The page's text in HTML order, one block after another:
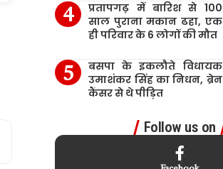
प्रतापगढ़ में बारिश से 100
साल पुराना मकान ढहा, एक
ही परिवार के 6 लोगों की मौत
बसपा के इकलौते विधायक
उमाशंकर सिंह का निधन, ब्रेन
कैंसर से थे पीड़ित
Follow us on